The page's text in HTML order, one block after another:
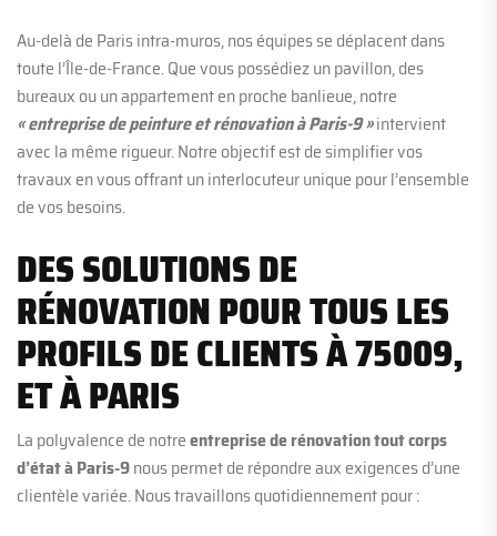
Au-delà de Paris intra-muros, nos équipes se déplacent dans
toute l’Île-de-France. Que vous possédiez un pavillon, des
bureaux ou un appartement en proche banlieue, notre
« entreprise de peinture et rénovation à Paris-9 »intervient
avec la même rigueur. Notre objectif est de simplifier vos
travaux en vous offrant un interlocuteur unique pour l’ensemble
de vos besoins.
DES SOLUTIONS DE
RÉNOVATION POUR TOUS LES
PROFILS DE CLIENTS À 75009,
ET À PARIS
La polyvalence de notreentreprise de rénovation tout corps
d’état à Paris-9nous permet de répondre aux exigences d’une
clientèle variée. Nous travaillons quotidiennement pour :